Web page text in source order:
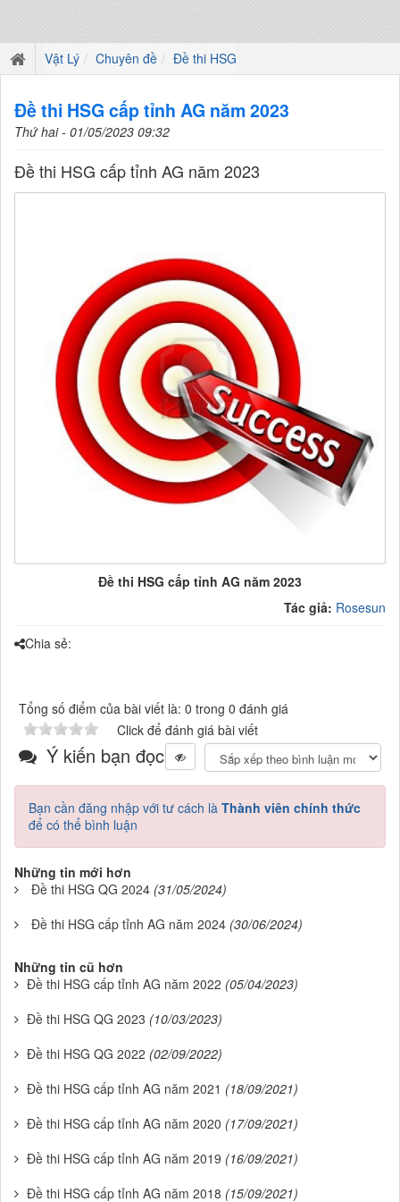
Vật Lý Chuyên đề Đề thi HSG
Đề thi HSG cấp tỉnh AG năm 2023
Thứ hai - 01/05/2023 09:32
Đề thi HSG cấp tỉnh AG năm 2023
Đề thi HSG cấp tỉnh AG năm 2023
Tác giả: Rosesun
Chia sẻ:
Tổng số điểm của bài viết là: 0 trong 0 đánh giá
Click để đánh giá bài viết
Ý kiến bạn đọc
Bạn cần đăng nhập với tư cách là Thành viên chính thức
để có thể bình luận
Những tin mới hơn
Đề thi HSG QG 2024 (31/05/2024)
Đề thi HSG cấp tỉnh AG năm 2024 (30/06/2024)
Những tin cũ hơn
Đề thi HSG cấp tỉnh AG năm 2022 (05/04/2023)
Đề thi HSG QG 2023 (10/03/2023)
Đề thi HSG QG 2022 (02/09/2022)
Đề thi HSG cấp tỉnh AG năm 2021 (18/09/2021)
Đề thi HSG cấp tỉnh AG năm 2020 (17/09/2021)
Đề thi HSG cấp tỉnh AG năm 2019 (16/09/2021)
Đề thi HSG cấp tỉnh AG năm 2018 (15/09/2021)